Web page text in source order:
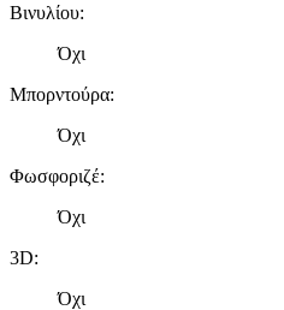
Βινυλίου:
Όχι
Μπορντούρα:
Όχι
Φωσφοριζέ:
Όχι
3D:
Όχι